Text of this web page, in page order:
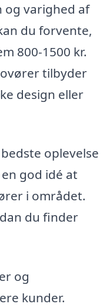
og varighed af
du forvente,
800-1500 kr.
tilbyder
design eller
oplevelse
god idé at
i området.
du finder
og
kunder.